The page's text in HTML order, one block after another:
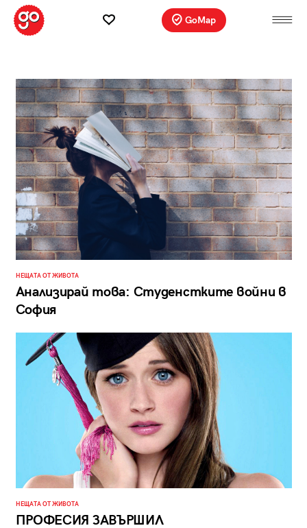
GoMap
НЕЩАТА ОТ ЖИВОТА
Анализирай това: Студенстките войни в
София
НЕЩАТА ОТ ЖИВОТА
ПРОФЕСИЯ ЗАВЪРШИЛ